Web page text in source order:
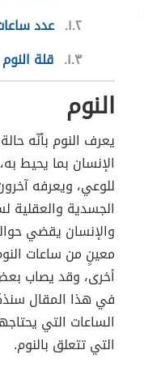
١.٢ عدد
١.٣ قلة النوم
النوم
يعرف النوم بأنّه
الإنسان بما يحيط
للوعي، ويعرفه
الجسدية والعقلية
والإنسان يقضي
معينٍ من ساعات
أخرى، وقد يصاب
في هذا المقال
الساعات التي
التي تتعلق بالنوم.